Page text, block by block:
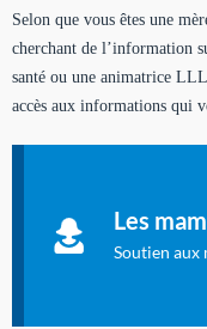
Selon que vous êtes une
cherchant de l’information
santé ou une animatrice
accès aux informations qui
Les
Soutien aux
à allaiter et vous
concernent